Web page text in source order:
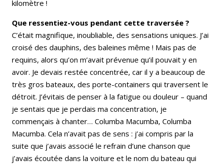
kilomètre !
Que ressentiez-vous pendant cette traversée ?
C’était magnifique, inoubliable, des sensations uniques. J’ai
croisé des dauphins, des baleines même ! Mais pas de
requins, alors qu’on m’avait prévenue qu’il pouvait y en
avoir. Je devais restée concentrée, car il y a beaucoup de
très gros bateaux, des porte-containers qui traversent le
détroit. J’évitais de penser à la fatigue ou douleur – quand
je sentais que je perdais ma concentration, je
commençais à chanter… Columba Macumba, Columba
Macumba. Cela n’avait pas de sens : j’ai compris par la
suite que j’avais associé le refrain d’une chanson que
j’avais écoutée dans la voiture et le nom du bateau qui